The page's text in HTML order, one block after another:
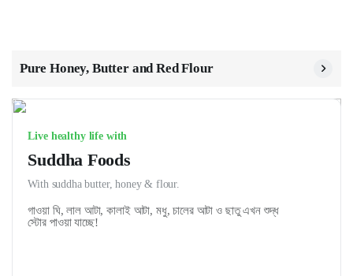
Pure Honey, Butter and Red Flour
Live healthy life with
Suddha Foods
With suddha butter, honey & flour.
গাওয়া ঘি, লাল আটা, কালাই আটা, মধু, চালের আটা ও ছাতু এখন শুদ্ধ
স্টোর পাওয়া যাচ্ছে!